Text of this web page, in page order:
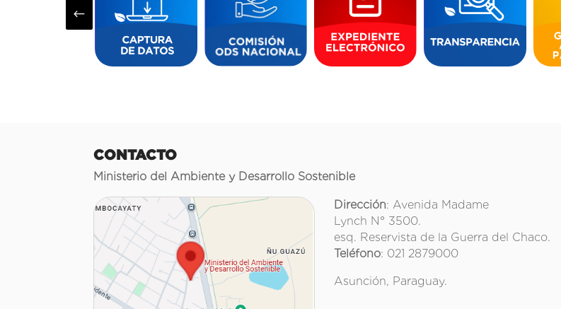
#
CONTACTO
Ministerio del Ambiente y Desarrollo Sostenible
Dirección: Avenida Madame
Lynch N° 3500.
esq. Reservista de la Guerra del Chaco.
Teléfono: 021 2879000
Asunción, Paraguay.